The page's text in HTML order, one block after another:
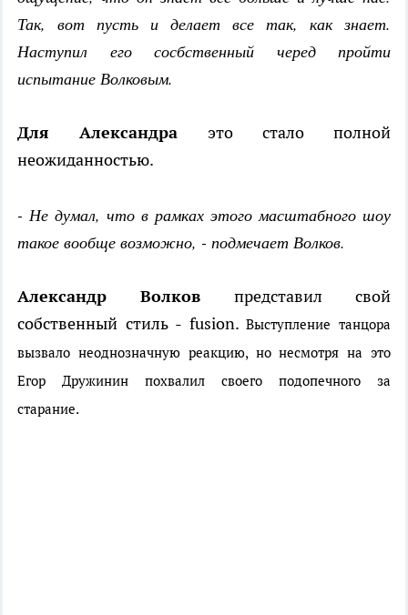
Так, вот пусть и делает все так, как знает.
Наступил его сосбственный черед пройти
испытание Волковым.
Для Александра это стало полной
неожиданностью.
- Не думал, что в рамках этого масштабного шоу
такое вообще возможно, - подмечает Волков.
Александр Волков представил свой
собственный стиль - fusion.Выступление танцора
вызвало неоднозначную реакцию, но несмотря на это
Егор Дружинин похвалил своего подопечного за
старание.